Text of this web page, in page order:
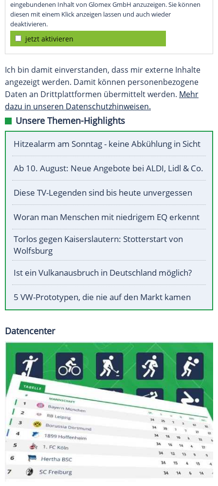
eingebundenen Inhalt von Glomex GmbH anzuzeigen. Sie können
diesen mit einem Klick anzeigen lassen und auch wieder
deaktivieren.
jetzt aktivieren
Ich bin damit einverstanden, dass mir externe Inhalte
angezeigt werden. Damit können personenbezogene
Daten an Drittplattformen übermittelt werden. Mehr
dazu in unseren Datenschutzhinweisen.
Unsere Themen-Highlights
Hitzealarm am Sonntag - keine Abkühlung in Sicht
Ab 10. August: Neue Angebote bei ALDI, Lidl & Co.
Diese TV-Legenden sind bis heute unvergessen
Woran man Menschen mit niedrigem EQ erkennt
Torlos gegen Kaiserslautern: Stotterstart von
Wolfsburg
Ist ein Vulkanausbruch in Deutschland möglich?
5 VW-Prototypen, die nie auf den Markt kamen
Datencenter